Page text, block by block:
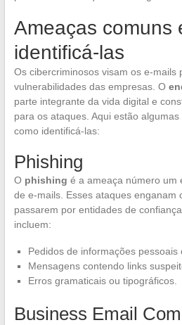
Ameaças comuns
identificá-las
Os cibercriminosos visam os e-mails
vulnerabilidades das empresas. O
parte integrante da vida digital e
para os ataques. Aqui estão
como identificá-las:
Phishing
O phishing é a ameaça número um
de e-mails. Esses ataques enganam
passarem por entidades de
incluem:
Pedidos de informações pessoais
Mensagens contendo links
Erros gramaticais ou tipográficos.
Business Email